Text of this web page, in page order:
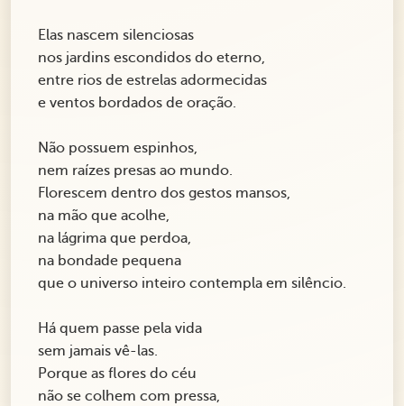
Elas nascem silenciosas
nos jardins escondidos do eterno,
entre rios de estrelas adormecidas
e ventos bordados de oração.
Não possuem espinhos,
nem raízes presas ao mundo.
Florescem dentro dos gestos mansos,
na mão que acolhe,
na lágrima que perdoa,
na bondade pequena
que o universo inteiro contempla em silêncio.
Há quem passe pela vida
sem jamais vê-las.
Porque as flores do céu
não se colhem com pressa,